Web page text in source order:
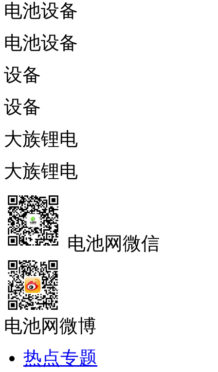
电池设备
电池设备
设备
设备
大族锂电
大族锂电
电池网微信
电池网微博
热点专题